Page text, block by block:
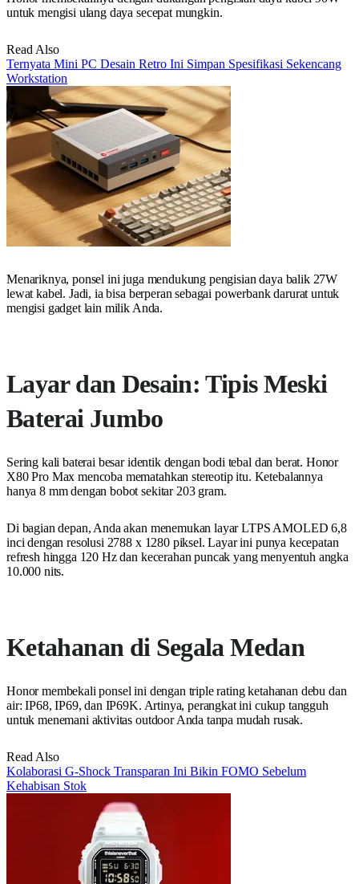
untuk mengisi ulang daya secepat mungkin.
Read Also
Ternyata Mini PC Desain Retro Ini Simpan Spesifikasi Sekencang
Workstation
Menariknya, ponsel ini juga mendukung pengisian daya balik 27W
lewat kabel. Jadi, ia bisa berperan sebagai powerbank darurat untuk
mengisi gadget lain milik Anda.
Layar dan Desain: Tipis Meski
Baterai Jumbo
Sering kali baterai besar identik dengan bodi tebal dan berat. Honor
X80 Pro Max mencoba mematahkan stereotip itu. Ketebalannya
hanya 8 mm dengan bobot sekitar 203 gram.
Di bagian depan, Anda akan menemukan layar LTPS AMOLED 6,8
inci dengan resolusi 2788 x 1280 piksel. Layar ini punya kecepatan
refresh hingga 120 Hz dan kecerahan puncak yang menyentuh angka
10.000 nits.
Ketahanan di Segala Medan
Honor membekali ponsel ini dengan triple rating ketahanan debu dan
air: IP68, IP69, dan IP69K. Artinya, perangkat ini cukup tangguh
untuk menemani aktivitas outdoor Anda tanpa mudah rusak.
Read Also
Kolaborasi G-Shock Transparan Ini Bikin FOMO Sebelum
Kehabisan Stok